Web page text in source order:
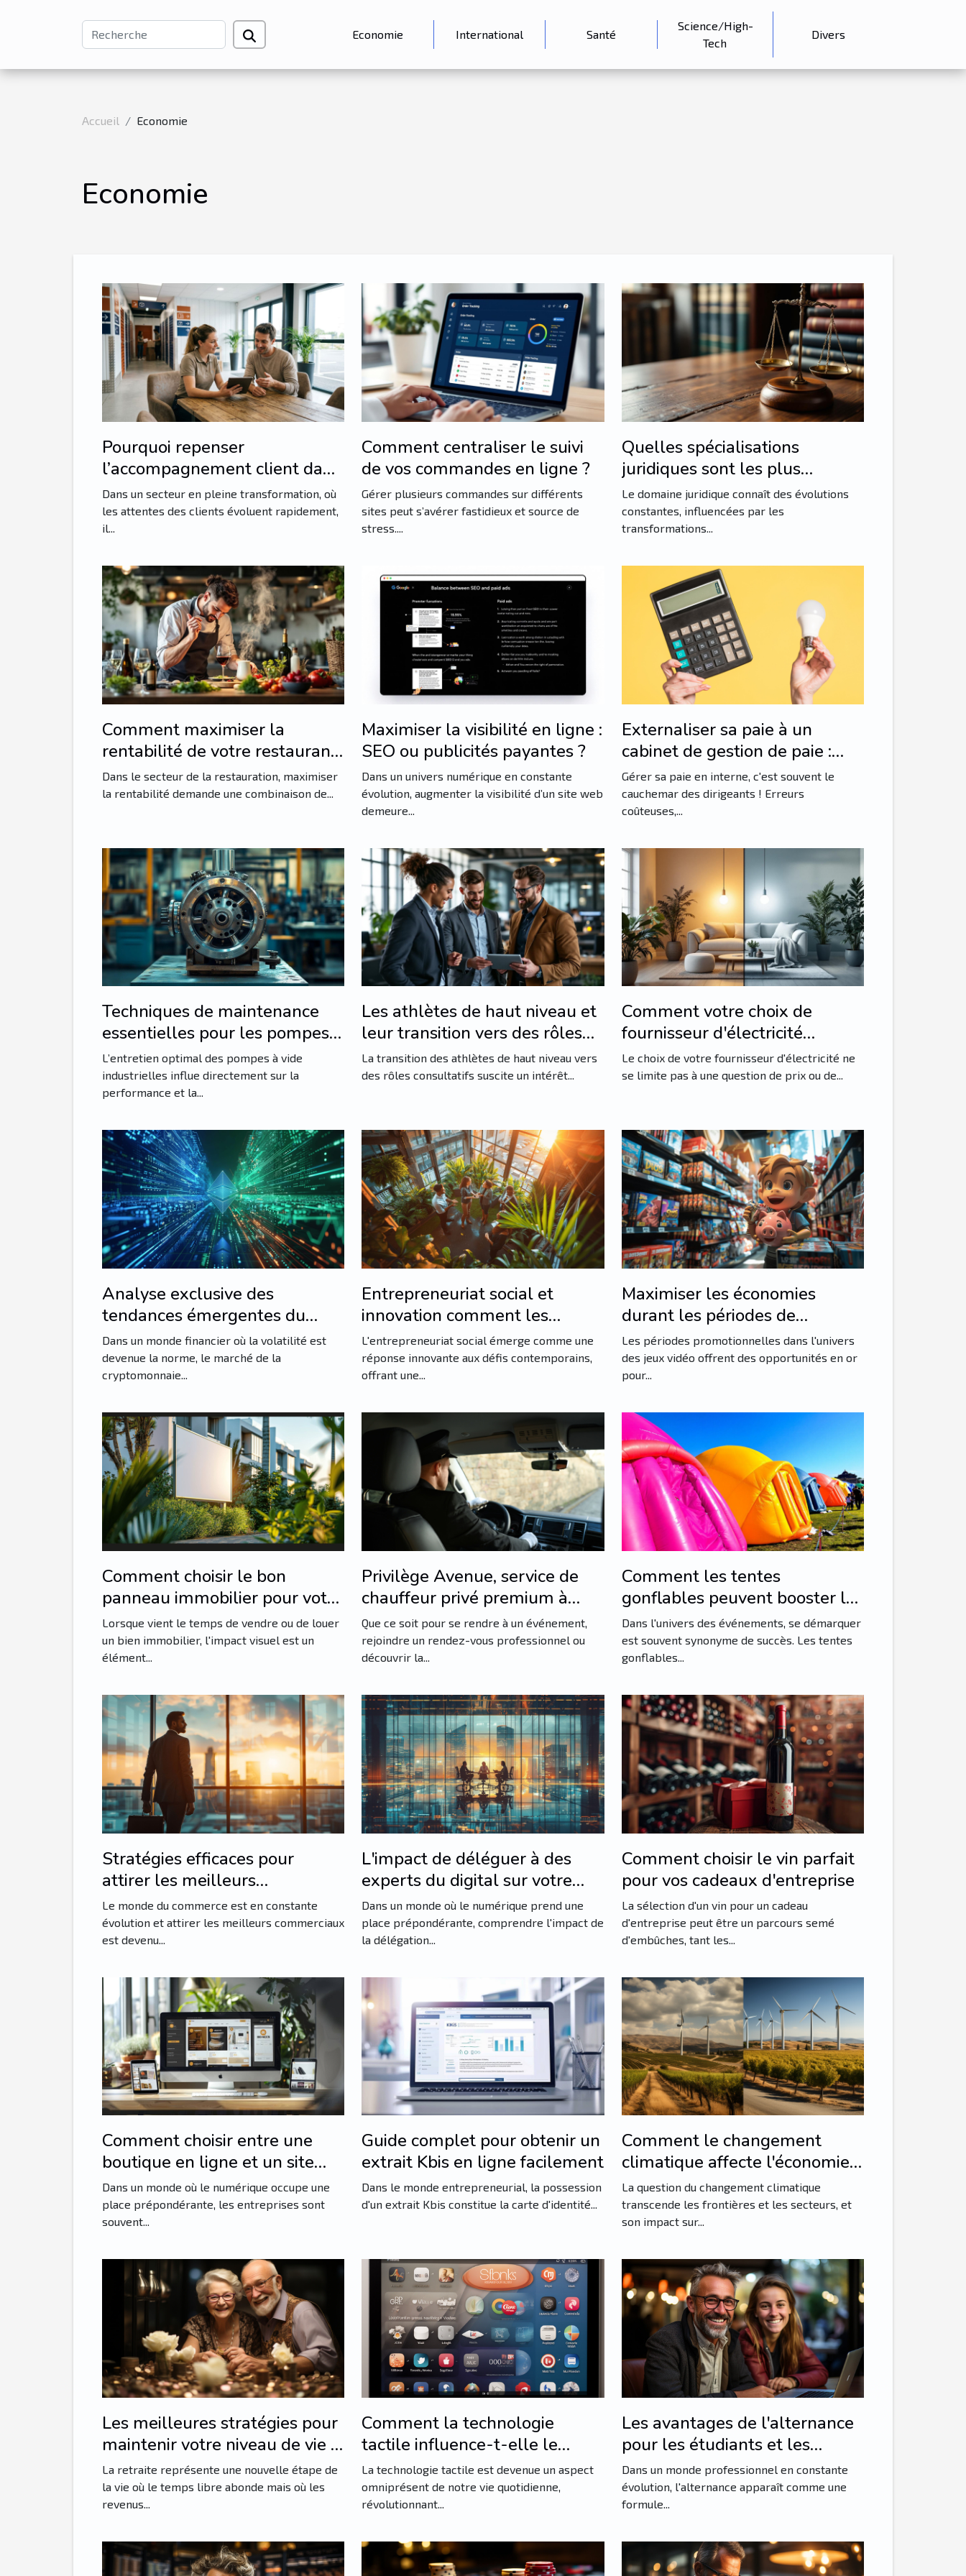
Economie International Santé
Science/High-
Tech
Divers
Accueil Economie
Economie
Pourquoi repenser
l’accompagnement client dans
le marché du self-stockage
Dans un secteur en pleine transformation, où
les attentes des clients évoluent rapidement,
il...
Comment centraliser le suivi
de vos commandes en ligne ?
Gérer plusieurs commandes sur différents
sites peut s’avérer fastidieux et source de
stress....
Quelles spécialisations
juridiques sont les plus
demandées ?
Le domaine juridique connaît des évolutions
constantes, influencées par les
transformations...
Comment maximiser la
rentabilité de votre restaurant
avec des techniques efficaces
Dans le secteur de la restauration, maximiser
la rentabilité demande une combinaison de...
Maximiser la visibilité en ligne :
SEO ou publicités payantes ?
Dans un univers numérique en constante
évolution, augmenter la visibilité d’un site web
demeure...
Externaliser sa paie à un
cabinet de gestion de paie :
l'astuce intelligente !
Gérer sa paie en interne, c'est souvent le
cauchemar des dirigeants ! Erreurs
coûteuses,...
Techniques de maintenance
essentielles pour les pompes à
vide industrielles
L’entretien optimal des pompes à vide
industrielles influe directement sur la
performance et la...
Les athlètes de haut niveau et
leur transition vers des rôles
consultatifs
La transition des athlètes de haut niveau vers
des rôles consultatifs suscite un intérêt...
Comment votre choix de
fournisseur d'électricité
impacte-t-il la transition
énergétique ?
Le choix de votre fournisseur d'électricité ne
se limite pas à une question de prix ou de...
Analyse exclusive des
tendances émergentes du
marché de la cryptomonnaie
en 2023
Dans un monde financier où la volatilité est
devenue la norme, le marché de la
cryptomonnaie...
Entrepreneuriat social et
innovation comment les
startups transforment les
enjeux sociaux en opportunités
économiques
L'entrepreneuriat social émerge comme une
réponse innovante aux défis contemporains,
offrant une...
Maximiser les économies
durant les périodes de
promotions de jeux vidéo
Les périodes promotionnelles dans l'univers
des jeux vidéo offrent des opportunités en or
pour...
Comment choisir le bon
panneau immobilier pour votre
vente ou location
Lorsque vient le temps de vendre ou de louer
un bien immobilier, l'impact visuel est un
élément...
Privilège Avenue, service de
chauffeur privé premium à
Cannes
Que ce soit pour se rendre à un événement,
rejoindre un rendez-vous professionnel ou
découvrir la...
Comment les tentes
gonflables peuvent booster la
visibilité lors d'événements
Dans l'univers des événements, se démarquer
est souvent synonyme de succès. Les tentes
gonflables...
Stratégies efficaces pour
attirer les meilleurs
commerciaux
Le monde du commerce est en constante
évolution et attirer les meilleurs commerciaux
est devenu...
L'impact de déléguer à des
experts du digital sur votre
efficacité
Dans un monde où le numérique prend une
place prépondérante, comprendre l'impact de
la délégation...
Comment choisir le vin parfait
pour vos cadeaux d'entreprise
La sélection d'un vin pour un cadeau
d'entreprise peut être un parcours semé
d'embûches, tant les...
Comment choisir entre une
boutique en ligne et un site
vitrine pour votre entreprise
Dans un monde où le numérique occupe une
place prépondérante, les entreprises sont
souvent...
Guide complet pour obtenir un
extrait Kbis en ligne facilement
Dans le monde entrepreneurial, la possession
d'un extrait Kbis constitue la carte d'identité...
Comment le changement
climatique affecte l'économie
française
La question du changement climatique
transcende les frontières et les secteurs, et
son impact sur...
Les meilleures stratégies pour
maintenir votre niveau de vie à
la retraite
La retraite représente une nouvelle étape de
la vie où le temps libre abonde mais où les
revenus...
Comment la technologie
tactile influence-t-elle le
design des produits
La technologie tactile est devenue un aspect
omniprésent de notre vie quotidienne,
révolutionnant...
Les avantages de l'alternance
pour les étudiants et les
employeurs
Dans un monde professionnel en constante
évolution, l'alternance apparaît comme une
formule...